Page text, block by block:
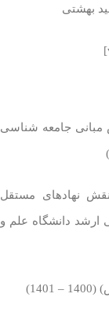
بهشتی
مبانی جامعه شناسی
نقش نهادهای مستقل
دانشگاه علم و